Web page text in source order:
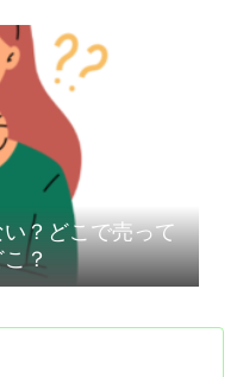
？どこで売って
？